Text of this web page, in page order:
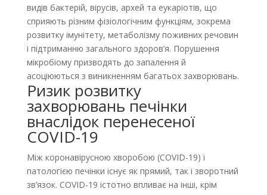
видів бактерій, вірусів, архей та еукаріотів, що
сприяють різним фізіологічним функціям, зокрема
розвитку імунітету, метаболізму поживних речовин
і підтриманню загального здоров’я. Порушення
мікробіому призводять до запалення й
асоціюються з виникненням багатьох захворювань.
Ризик розвитку
захворювань печінки
внаслідок перенесеної
COVID-19
Між коронавірусною хворобою (COVID-19) і
патологією печінки існує як прямий, так і зворотний
зв’язок. COVID-19 істотно впливає на інші, крім